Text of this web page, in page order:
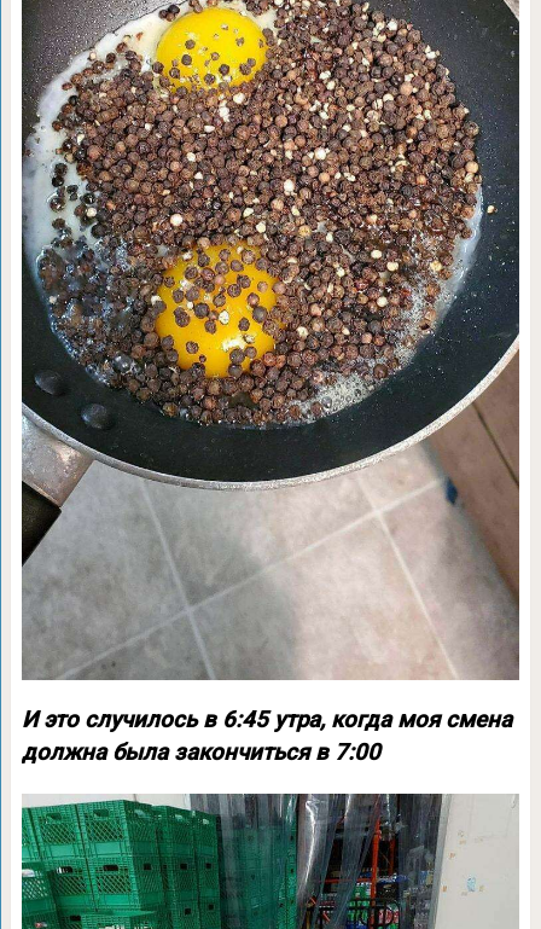
И это случилось в 6:45 утра, когда моя смена
должна была закончиться в 7:00